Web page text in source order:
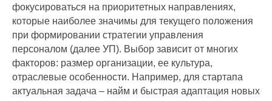
фокусироваться на приоритетных направлениях,
которые наиболее значимы для текущего положения
при формировании стратегии управления
персоналом (далее УП). Выбор зависит от многих
факторов: размер организации, ее культура,
отраслевые особенности. Например, для стартапа
актуальная задача – найм и быстрая адаптация новых